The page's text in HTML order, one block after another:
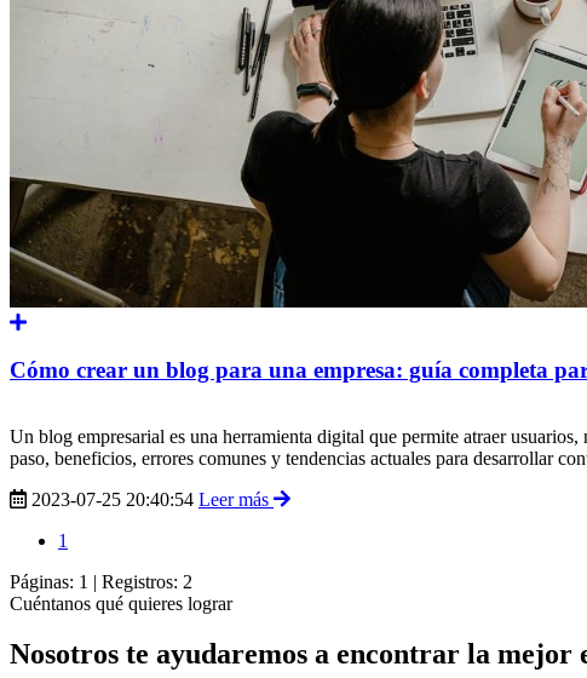
Cómo crear un blog para una empresa: guía completa
Un blog empresarial es una herramienta digital que permite atraer
paso, beneficios, errores comunes y tendencias actuales para desarrollar
2023-07-25 20:40:54 Leer más
1
Páginas: 1 | Registros: 2
Cuéntanos qué quieres lograr
Nosotros te ayudaremos a encontrar la mejor